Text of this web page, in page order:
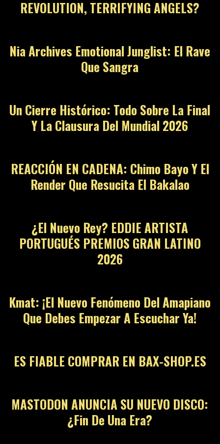
REVOLUTION, TERRIFYING ANGELS?
08
Nia Archives Emotional Junglist: El Rave
Que Sangra
Un Cierre Histórico: Todo Sobre La Final
Y La Clausura Del Mundial 2026
10
REACCIÓN EN CADENA: Chimo Bayo Y El
Render Que Resucita El Bakalao
11
¿El Nuevo Rey? EDDIE ARTISTA
PORTUGUÉS PREMIOS GRAN LATINO
2026
Kmat: ¡El Nuevo Fenómeno Del Amapiano
Que Debes Empezar A Escuchar Ya!
13
ES FIABLE COMPRAR EN BAX-SHOP.ES
14
MASTODON ANUNCIA SU NUEVO DISCO:
¿Fin De Una Era?